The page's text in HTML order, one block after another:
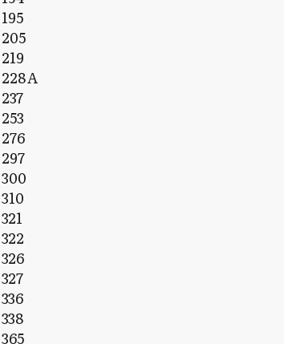
195
205
219
228 A
237
253
276
297
300
310
321
322
326
327
336
338
365